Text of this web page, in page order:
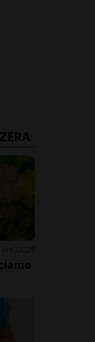
ore 2 29